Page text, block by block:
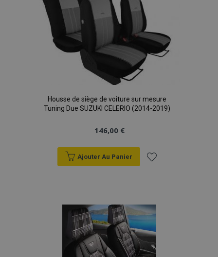
d'achats
Housse de siège de voiture sur mesure
Tuning Due SUZUKI CELERIO (2014-2019)
146,00 €
Ajouter Au Panier
liste
d'achats